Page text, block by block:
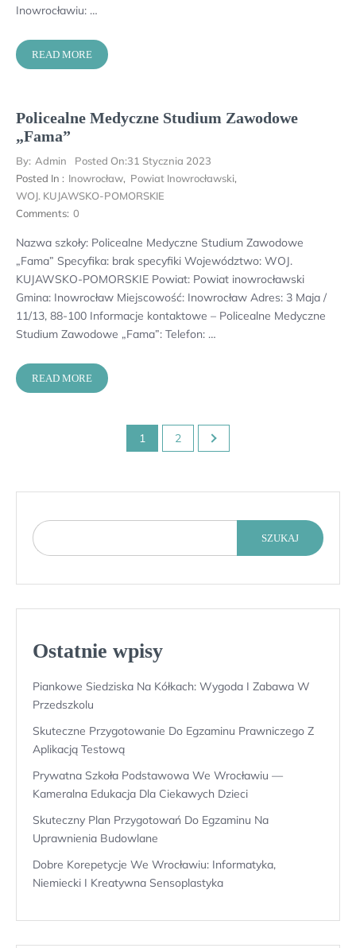
Inowrocławiu: …
READ MORE
Policealne Medyczne Studium Zawodowe
„Fama”
By: Admin Posted On:31 Stycznia 2023
Posted In : Inowrocław, Powiat Inowrocławski,
WOJ. KUJAWSKO-POMORSKIE
Comments: 0
Nazwa szkoły: Policealne Medyczne Studium Zawodowe
„Fama” Specyfika: brak specyfiki Województwo: WOJ.
KUJAWSKO-POMORSKIE Powiat: Powiat inowrocławski
Gmina: Inowrocław Miejscowość: Inowrocław Adres: 3 Maja /
11/13, 88-100 Informacje kontaktowe – Policealne Medyczne
Studium Zawodowe „Fama”: Telefon: …
READ MORE
Stronicowanie
1 2
SZUKAJ
Ostatnie wpisy
Piankowe Siedziska Na Kółkach: Wygoda I Zabawa W
Przedszkolu
Skuteczne Przygotowanie Do Egzaminu Prawniczego Z
Aplikacją Testową
Prywatna Szkoła Podstawowa We Wrocławiu —
Kameralna Edukacja Dla Ciekawych Dzieci
Skuteczny Plan Przygotowań Do Egzaminu Na
Uprawnienia Budowlane
Dobre Korepetycje We Wrocławiu: Informatyka,
Niemiecki I Kreatywna Sensoplastyka